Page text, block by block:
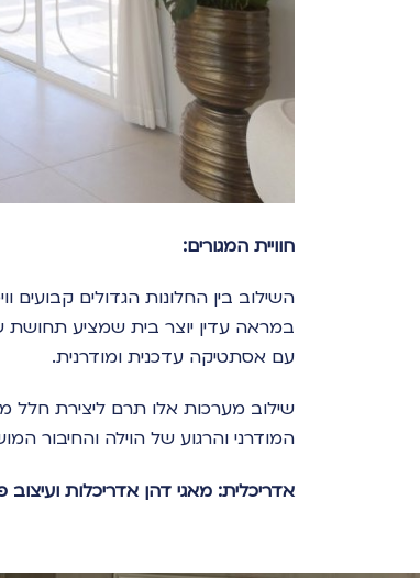
חוויית המגורים:
השילוב בין החלונות הגדולים קבועים
במראה עדין יוצר בית שמציע תחושת
עם אסתטיקה עדכנית ומודרנית.
שילוב מערכות אלו תרם ליצירת חלל
המודרני והרגוע של הוילה והחיבור
אדריכלית: מאגי דהן אדריכלות